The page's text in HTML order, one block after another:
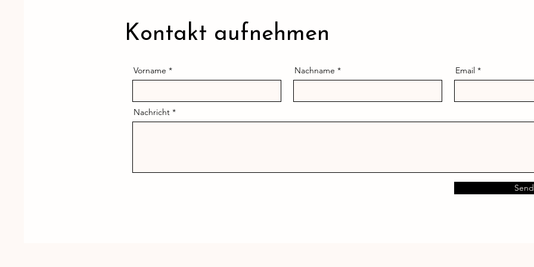
Kontakt aufnehmen
Vorname Nachname Email
Nachricht